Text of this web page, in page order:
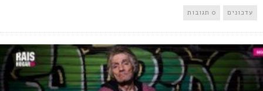
עדכונים 0 תגובות